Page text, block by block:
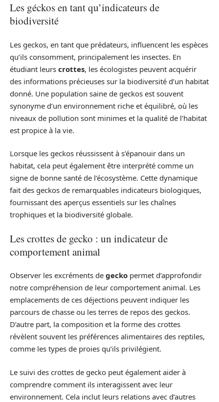
Les géckos en tant qu’indicateurs de
biodiversité
Les geckos, en tant que prédateurs, influencent les espèces
qu’ils consomment, principalement les insectes. En
étudiant leurs crottes, les écologistes peuvent acquérir
des informations précieuses sur la biodiversité d’un habitat
donné. Une population saine de geckos est souvent
synonyme d’un environnement riche et équilibré, où les
niveaux de pollution sont minimes et la qualité de l’habitat
est propice à la vie.
Lorsque les geckos réussissent à s’épanouir dans un
habitat, cela peut également être interprété comme un
signe de bonne santé de l’écosystème. Cette dynamique
fait des geckos de remarquables indicateurs biologiques,
fournissant des aperçus essentiels sur les chaînes
trophiques et la biodiversité globale.
Les crottes de gecko : un indicateur de
comportement animal
Observer les excréments de gecko permet d’approfondir
notre compréhension de leur comportement animal. Les
emplacements de ces déjections peuvent indiquer les
parcours de chasse ou les terres de repos des geckos.
D’autre part, la composition et la forme des crottes
révèlent souvent les préférences alimentaires des reptiles,
comme les types de proies qu’ils privilégient.
Le suivi des crottes de gecko peut également aider à
comprendre comment ils interagissent avec leur
environnement. Cela inclut leurs relations avec d’autres